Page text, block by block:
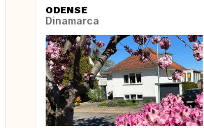
ODENSE
Dinamarca